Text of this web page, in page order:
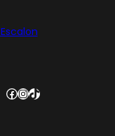
Facebook
Instagram
TikTok